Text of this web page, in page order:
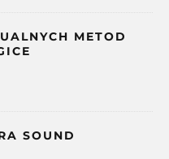
METOD
SOUND